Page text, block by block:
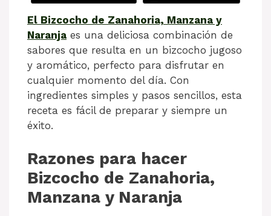
El Bizcocho de Zanahoria, Manzana y
Naranja es una deliciosa combinación de
sabores que resulta en un bizcocho jugoso
y aromático, perfecto para disfrutar en
cualquier momento del día. Con
ingredientes simples y pasos sencillos, esta
receta es fácil de preparar y siempre un
éxito.
Razones para hacer
Bizcocho de Zanahoria,
Manzana y Naranja